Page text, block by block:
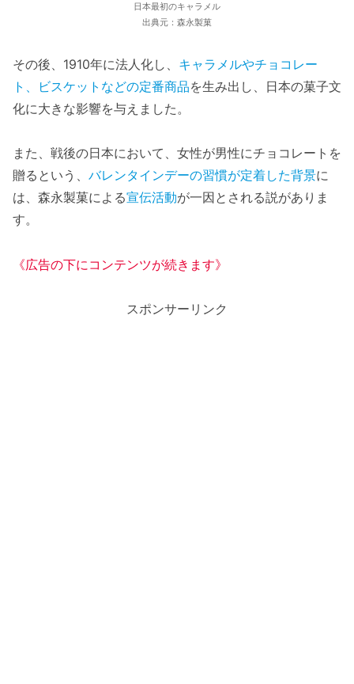
日本最初のキャラメル
出典元：森永製菓
その後、1910年に法人化し、 キャラメルやチョコレー
ト、ビスケットなどの定番商品を生み出し、日本の菓子文
化に大きな影響を与えました。
また、戦後の日本において、女性が男性にチョコレートを
贈るという、 バレンタインデーの習慣が定着した背景に
は、森永製菓による宣伝活動が一因とされる説がありま
す。
《広告の下にコンテンツが続きます》
スポンサーリンク